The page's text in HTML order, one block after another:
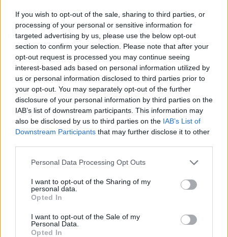
If you wish to opt-out of the sale, sharing to third parties, or
processing of your personal or sensitive information for
targeted advertising by us, please use the below opt-out
section to confirm your selection. Please note that after your
opt-out request is processed you may continue seeing
interest-based ads based on personal information utilized by
us or personal information disclosed to third parties prior to
your opt-out. You may separately opt-out of the further
disclosure of your personal information by third parties on the
IAB’s list of downstream participants. This information may
also be disclosed by us to third parties on the IAB’s List of
Downstream Participants that may further disclose it to other
Please note that this website/app uses one or more Google
not limited to your visit or usage behaviour. You may click to
grant or deny consent to Google and its third-party tags to
use your data for below specified purposes in below Google
consent section.
Personal Data Processing Opt Outs
I want to opt-out of the Sharing of my
personal data.
Opted In
I want to opt-out of the Sale of my
Personal Data.
Opted In
Παλλήνης, Παλλήνη
«Ιντερλούδιο», Κρυονέρι Αττικής
«Coro Avanti» Μικτό φωνητικό σύνολο Ορφέα
Πατρών, Πάτρα
Γυναικεία χορωδία Πατησίων «Ευτέρπη», Αθήνα
«Nakas Gospel Choir», Αθήνα
Φωνητικό σύνολο «Santa V.O.C.E.», Αργυρούπολη
Πολυφωνική χορωδία Ανατολικής Αιγιάλειας,
Χορωδία του Πολιτιστικού Συλλόγου Περιστερίου
Μικτή χορωδία Λιβαδειάς «Έρκυνα», Λειβαδιά